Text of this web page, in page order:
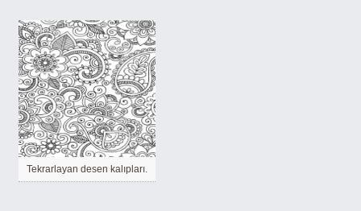
Tekrarlayan desen kalıpları.